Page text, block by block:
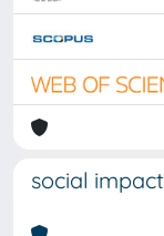
social impact